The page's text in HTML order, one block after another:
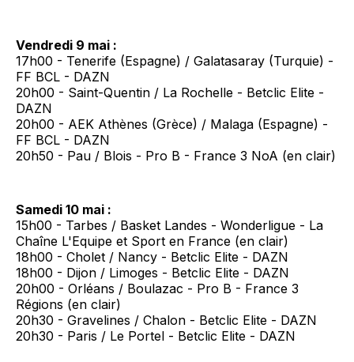
Vendredi 9 mai :
17h00 - Tenerife (Espagne) / Galatasaray (Turquie) -
FF BCL - DAZN
20h00 - Saint-Quentin / La Rochelle - Betclic Elite -
DAZN
20h00 - AEK Athènes (Grèce) / Malaga (Espagne) -
FF BCL - DAZN
20h50 - Pau / Blois - Pro B - France 3 NoA (en clair)
Samedi 10 mai :
15h00 - Tarbes / Basket Landes - Wonderligue - La
Chaîne L'Equipe et Sport en France (en clair)
18h00 - Cholet / Nancy - Betclic Elite - DAZN
18h00 - Dijon / Limoges - Betclic Elite - DAZN
20h00 - Orléans / Boulazac - Pro B - France 3
Régions (en clair)
20h30 - Gravelines / Chalon - Betclic Elite - DAZN
20h30 - Paris / Le Portel - Betclic Elite - DAZN